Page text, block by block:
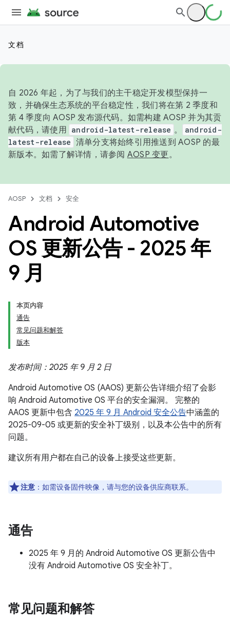
文档
自 2026 年起，为了与我们的主干稳定开发模型保持一
致，并确保生态系统的平台稳定性，我们将在第 2 季度和
第 4 季度向 AOSP 发布源代码。如需构建 AOSP 并为其贡
献代码，请使用 android-latest-release 。
android-
latest-release 清单分支将始终引用推送到 AOSP 的最
新版本。如需了解详情，请参阅 AOSP 变更。
AOSP 文档 安全
Android Automotive
OS 更新公告 - 2025 年
9 月
本页内容
通告
常见问题和解答
版本
发布时间：2025 年 9 月 2 日
Android Automotive OS (AAOS) 更新公告详细介绍了会影
响 Android Automotive OS 平台的安全漏洞。 完整的
AAOS 更新中包含 2025 年 9 月 Android 安全公告中涵盖的
2025-09-05 或更新的安全补丁级别，以及本公告中的所有
问题。
建议所有用户都在自己的设备上接受这些更新。
注意 ：如需设备固件映像，请与您的设备供应商联系。
通告
2025 年 9 月的 Android Automotive OS 更新公告中
没有 Android Automotive OS 安全补丁。
常见问题和解答